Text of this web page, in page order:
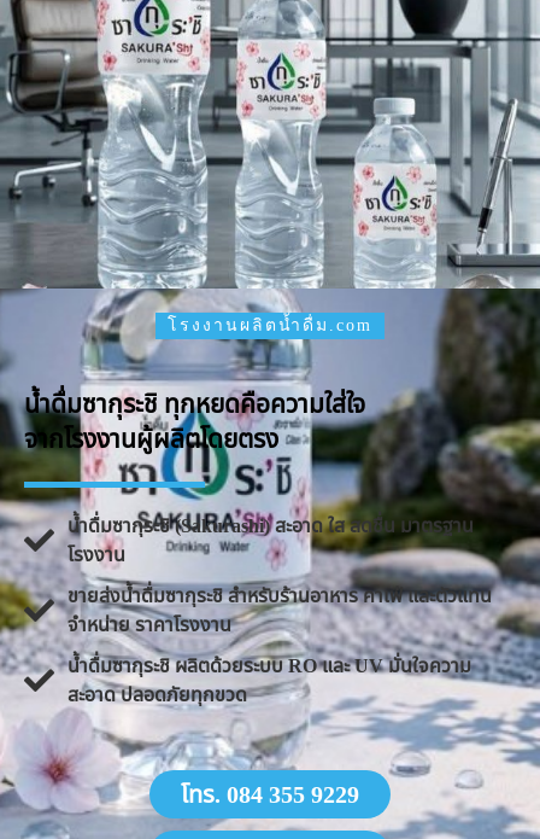
โรงงานผลิตน้ำดื่ม.com
น้ำดื่มซากุระชิ ทุกหยดคือความใส่ใจ
จากโรงงานผู้ผลิตโดยตรง
น้ำดื่มซากุระชิ (Sakurashi) สะอาด ใส สดชื่น มาตรฐาน
โรงงาน
ขายส่งน้ำดื่มซากุระชิ สำหรับร้านอาหาร คาเฟ่ และตัวแทน
จำหน่าย ราคาโรงงาน
น้ำดื่มซากุระชิ ผลิตด้วยระบบ RO และ UV มั่นใจความ
สะอาด ปลอดภัยทุกขวด
โทร. 084 355 9229